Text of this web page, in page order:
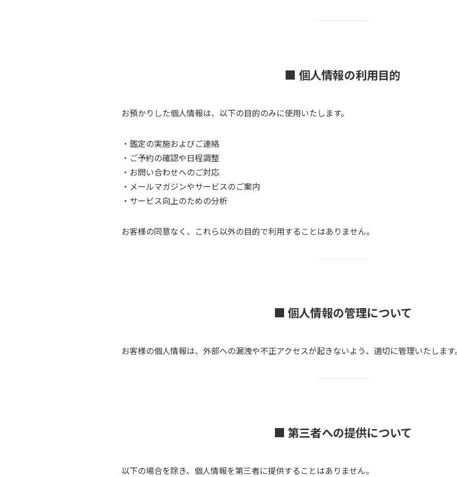
■ 個人情報の利用目的
お預かりした個人情報は、以下の目的のみに使用いたします。
・鑑定の実施およびご連絡
・ご予約の確認や日程調整
・お問い合わせへのご対応
・メールマガジンやサービスのご案内
・サービス向上のための分析
お客様の同意なく、これら以外の目的で利用することはありません。
■ 個人情報の管理について
お客様の個人情報は、外部への漏洩や不正アクセスが起きないよう、適切に管理いたします
■ 第三者への提供について
以下の場合を除き、個人情報を第三者に提供することはありません。